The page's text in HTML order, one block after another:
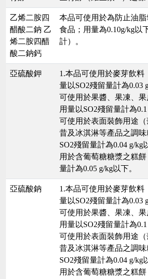
乙烯二胺四
醋酸二鈉 乙
烯二胺四醋
酸二鈉鈣
本品可使用於為防止油
食品；用量為0.10g/kg以
計）。
亞硫酸鉀
1.本品可使用於麥芽飲料
量以SO2殘留量計為0.03
可使用於果醬、果凍、果
用量以SO2殘留量計為
可使用於表面裝飾用途
昔及冰淇淋等產品之調
SO2殘留量計為0.04 g/kg
用於含葡萄糖糖漿之糕
量計為0.05 g/kg以下。
亞硫酸鈉
1.本品可使用於麥芽飲料
量以SO2殘留量計為0.03
可使用於果醬、果凍、果
用量以SO2殘留量計為
可使用於表面裝飾用途
昔及冰淇淋等產品之調
SO2殘留量計為0.04 g/kg
用於含葡萄糖糖漿之糕